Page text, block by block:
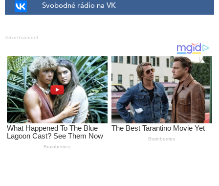
Svobodné rádio na VK
Advertisement